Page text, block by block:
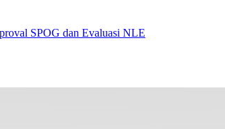
SPOG dan Evaluasi NLE